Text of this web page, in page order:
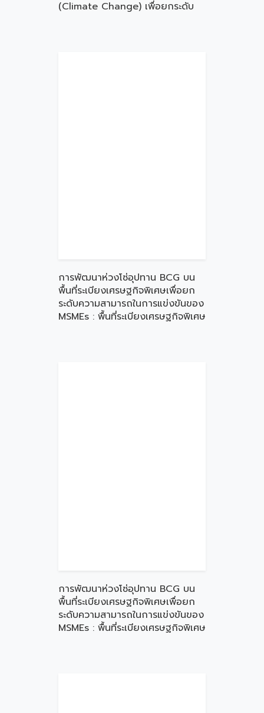
(Climate Change) เพื่อยกระดับ
การพัฒนาห่วงโซ่อุปทาน BCG บน
พื้นที่ระเบียงเศรษฐกิจพิเศษเพื่อยก
ระดับความสามารถในการแข่งขันของ
MSMEs : พื้นที่ระเบียงเศรษฐกิจพิเศษ
การพัฒนาห่วงโซ่อุปทาน BCG บน
พื้นที่ระเบียงเศรษฐกิจพิเศษเพื่อยก
ระดับความสามารถในการแข่งขันของ
MSMEs : พื้นที่ระเบียงเศรษฐกิจพิเศษ